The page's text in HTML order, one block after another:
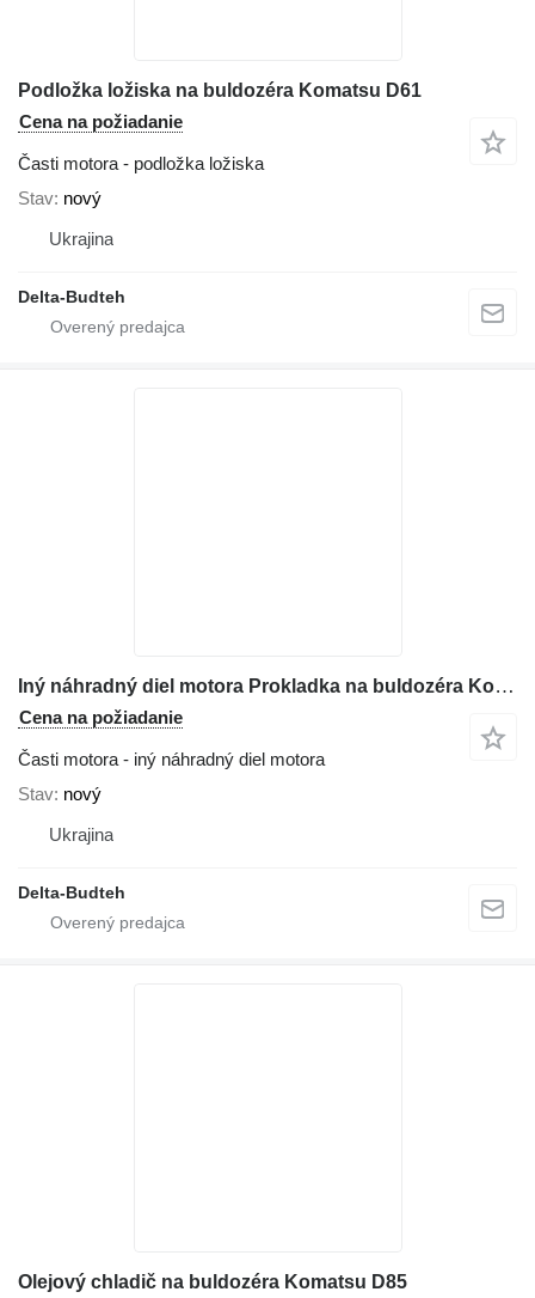
Podložka ložiska na buldozéra Komatsu D61
Cena na požiadanie
Časti motora - podložka ložiska
Stav nový
Ukrajina
Delta-Budteh
Iný náhradný diel motora Prokladka na buldozéra Komatsu D65
Cena na požiadanie
Časti motora - iný náhradný diel motora
Stav nový
Ukrajina
Delta-Budteh
Olejový chladič na buldozéra Komatsu D85